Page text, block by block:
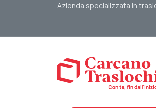
Azienda specializzata in